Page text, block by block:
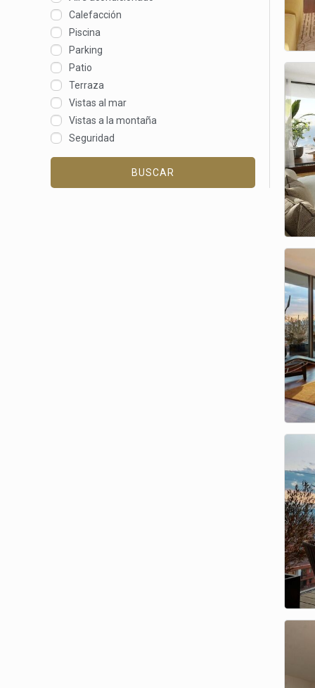
Calefacción
Piscina
Parking
Patio
Terraza
Vistas al mar
Vistas a la montaña
Seguridad
BUSCAR